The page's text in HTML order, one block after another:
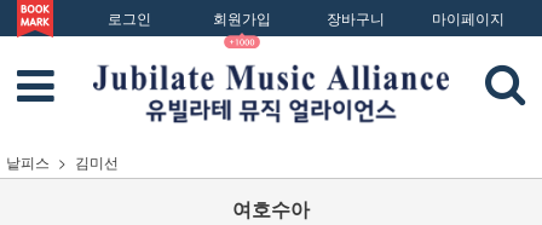
로그인 회원가입 장바구니 마이페이지
낱피스 김미선
여호수아